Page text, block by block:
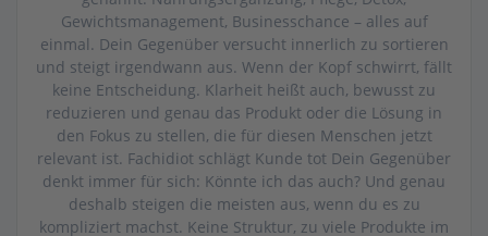
Gewichtsmanagement, Businesschance – alles auf
einmal. Dein Gegenüber versucht innerlich zu sortieren
und steigt irgendwann aus. Wenn der Kopf schwirrt, fällt
keine Entscheidung. Klarheit heißt auch, bewusst zu
reduzieren und genau das Produkt oder die Lösung in
den Fokus zu stellen, die für diesen Menschen jetzt
relevant ist. Fachidiot schlägt Kunde tot Dein Gegenüber
denkt immer für sich: Könnte ich das auch? Und genau
deshalb steigen die meisten aus, wenn du es zu
kompliziert machst. Keine Struktur, zu viele Produkte im